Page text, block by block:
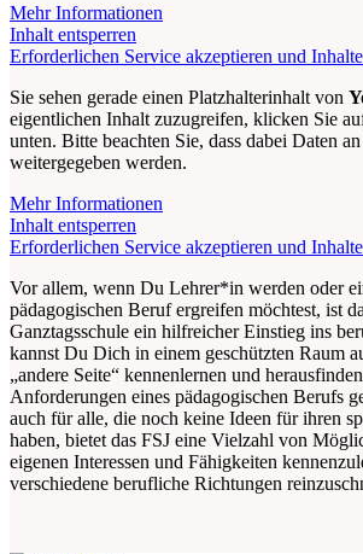
Mehr Informationen
Inhalt entsperren
Erforderlichen Service akzeptieren und
Sie sehen gerade einen Platzhalterinhalt von
eigentlichen Inhalt zuzugreifen, klicken Sie
unten. Bitte beachten Sie, dass dabei Daten
weitergegeben werden.
Mehr Informationen
Inhalt entsperren
Erforderlichen Service akzeptieren und
Vor allem, wenn Du Lehrer*in werden oder
pädagogischen Beruf ergreifen möchtest, ist
Ganztagsschule ein hilfreicher Einstieg ins
kannst Du Dich in einem geschützten Raum
„andere Seite“ kennenlernen und
Anforderungen eines pädagogischen Berufs
auch für alle, die noch keine Ideen für ihren
haben, bietet das FSJ eine Vielzahl von
eigenen Interessen und Fähigkeiten
verschiedene berufliche Richtungen